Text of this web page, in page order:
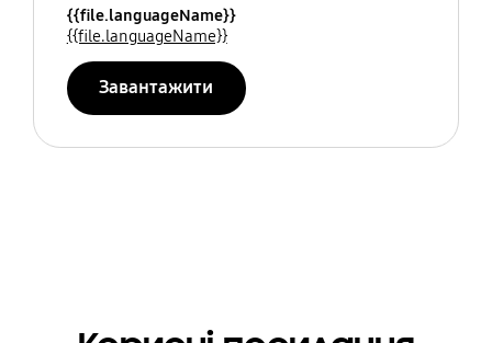
{{file.languageName}}
{{file.languageName}}
Завантажити